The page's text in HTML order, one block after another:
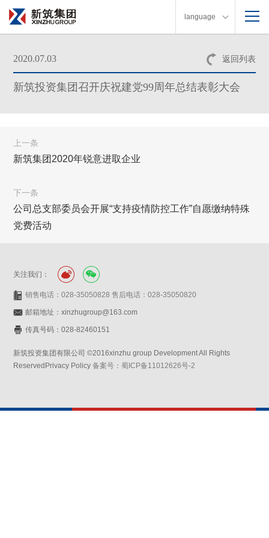
language
返回列表
2020.07.03
新筑投资集团召开庆祝建党99周年总结表彰大会
上一条
新筑集团2020年锐意进取企业
下一条
公司总支部委员会开展“支持疫情防控工作”自愿缴纳特殊
党费活动
关注我们：
销售电话：028-35050828 售后电话：028-35050820
邮箱地址：xinzhugroup@163.com
传真号码：028-82460151
新筑投资集团有限公司 ©2016xinzhu group Development All Rights
ReservedPrivacy Policy备案号：蜀ICP备11012626号-2